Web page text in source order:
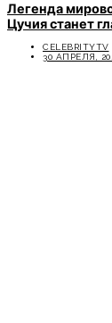
Легенда
Цучия станет
CELEBRITYTV
30 АПРЕЛЯ,